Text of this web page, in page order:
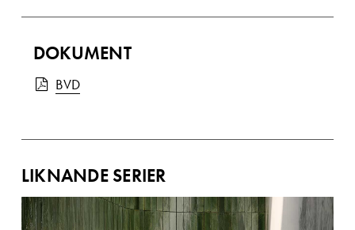
DOKUMENT
BVD
LIKNANDE SERIER